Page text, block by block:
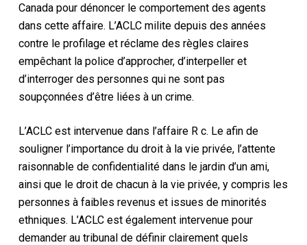
Canada pour dénoncer le comportement des agents
dans cette affaire. L’ACLC milite depuis des années
contre le profilage et réclame des règles claires
empêchant la police d’approcher, d’interpeller et
d’interroger des personnes qui ne sont pas
soupçonnées d’être liées à un crime.
L’ACLC est intervenue dans l’affaire R c. Le afin de
souligner l’importance du droit à la vie privée, l’attente
raisonnable de confidentialité dans le jardin d’un ami,
ainsi que le droit de chacun à la vie privée, y compris les
personnes à faibles revenus et issues de minorités
ethniques. L’ACLC est également intervenue pour
demander au tribunal de définir clairement quels